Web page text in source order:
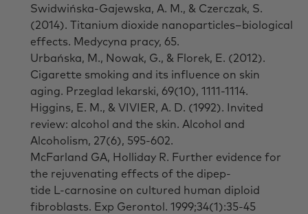
Swidwińska-Gajewska, A. M., & Czerczak, S.
(2014). Titanium dioxide nanoparticles–biological
effects. Medycyna pracy, 65.
Urbańska, M., Nowak, G., & Florek, E. (2012).
Cigarette smoking and its influence on skin
aging. Przeglad lekarski, 69(10), 1111-1114.
Higgins, E. M., & VIVIER, A. D. (1992). Invited
review: alcohol and the skin. Alcohol and
Alcoholism, 27(6), 595-602.
McFarland GA, Holliday R. Further evidence for
the rejuvenating effects of the dipep-
tide L-carnosine on cultured human diploid
fibroblasts. Exp Gerontol. 1999;34(1):35-45